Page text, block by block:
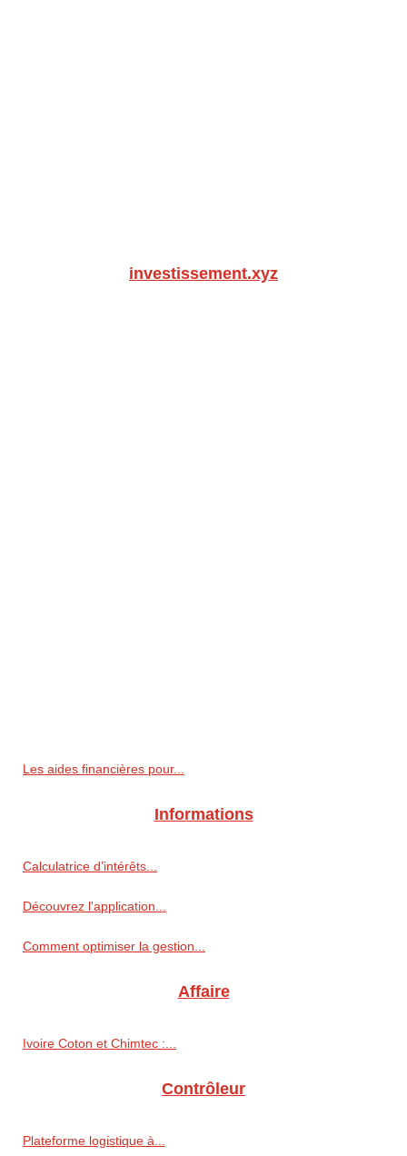
investissement.xyz
Les aides financières pour...
Informations
Calculatrice d’intérêts...
Découvrez l'application...
Comment optimiser la gestion...
Affaire
Ivoire Coton et Chimtec :...
Contrôleur
Plateforme logistique à...